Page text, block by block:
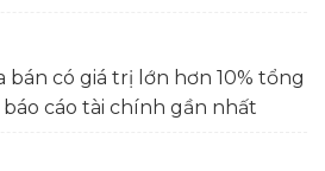
bán có giá trị lớn hơn 10% tổng
cáo tài chính gần nhất